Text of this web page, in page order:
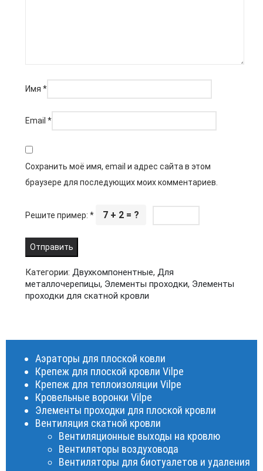
Имя *
Email *
Сохранить моё имя, email и адрес сайта в этом
браузере для последующих моих комментариев.
Решите пример: * 7 + 2 = ?
Категории: Двухкомпонентные, Для
металлочерепицы, Элементы проходки, Элементы
проходки для скатной кровли
Аэраторы для плоской ковли
Крепеж для плоской кровли Vilpe
Крепеж для теплоизоляции Vilpe
Кровельные воронки Vilpe
Элементы проходки для плоской кровли
Вентиляция скатной кровли
Вентиляционные выходы на кровлю
Вентиляторы воздуховода
Вентиляторы для биотуалетов и удаления